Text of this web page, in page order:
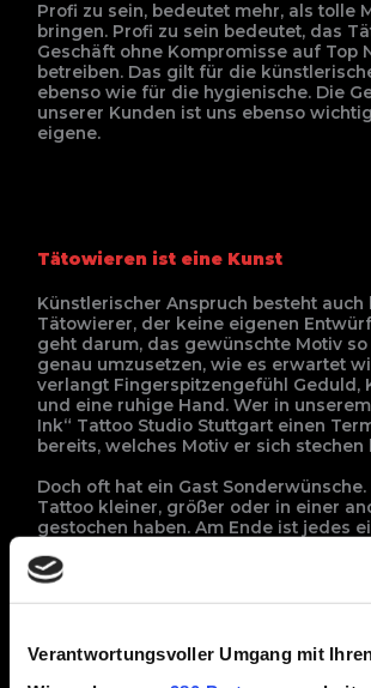
Verantwortungsvoller Umgang mit
Profi zu sein, bedeutet mehr, als tolle
bringen. Profi zu sein bedeutet, das
Geschäft ohne Kompromisse auf Top
betreiben. Das gilt für die
ebenso wie für die hygienische. Die
unserer Kunden ist uns ebenso
eigene.
Tätowieren ist eine Kunst
Künstlerischer Anspruch besteht auch
Tätowierer, der keine eigenen
geht darum, das gewünschte Motiv
genau umzusetzen, wie es erwartet
verlangt Fingerspitzengefühl Geduld,
und eine ruhige Hand. Wer in
Ink“ Tattoo Studio Stuttgart einen
bereits, welches Motiv er sich stechen
Doch oft hat ein Gast
Tattoo kleiner, größer oder in einer
gestochen haben. Am Ende ist jedes
Ein Tattoo aus Stuttgart darf nicht
unprofessioneller wirken als eines
Unsere Tätowierer nehmen es locker